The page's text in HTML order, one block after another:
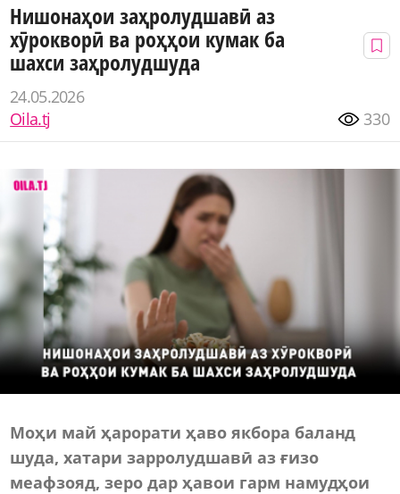
Нишонаҳои заҳролудшавӣ аз
хӯрокворӣ ва роҳҳои кумак ба
шахси заҳролудшуда
24.05.2026
Oila.tj
330
Моҳи май ҳарорати ҳаво якбора баланд
шуда, хатари зарролудшавӣ аз ғизо
меафзояд, зеро дар ҳавои гарм намудҳои